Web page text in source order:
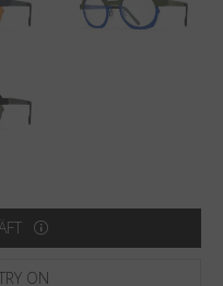
ON